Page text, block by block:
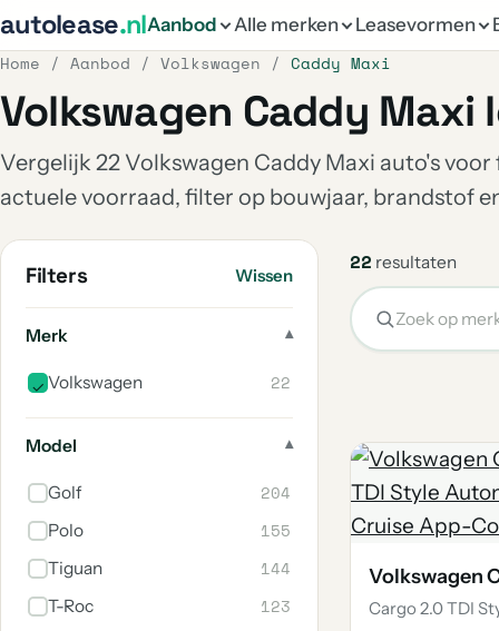
autolease.nlAanbod Alle merken Leasevormen
Home / Aanbod / Volkswagen / Caddy Maxi
Volkswagen Caddy Maxi
Vergelijk 22 Volkswagen Caddy Maxi auto's
actuele voorraad, filter op bouwjaar, brandstof
Filters Wissen
Merk
Volkswagen 22
Model
Golf 204
Polo 155
Tiguan 144
T-Roc 123
22 resultaten
Volkswagen
Cargo 2.0 TDI